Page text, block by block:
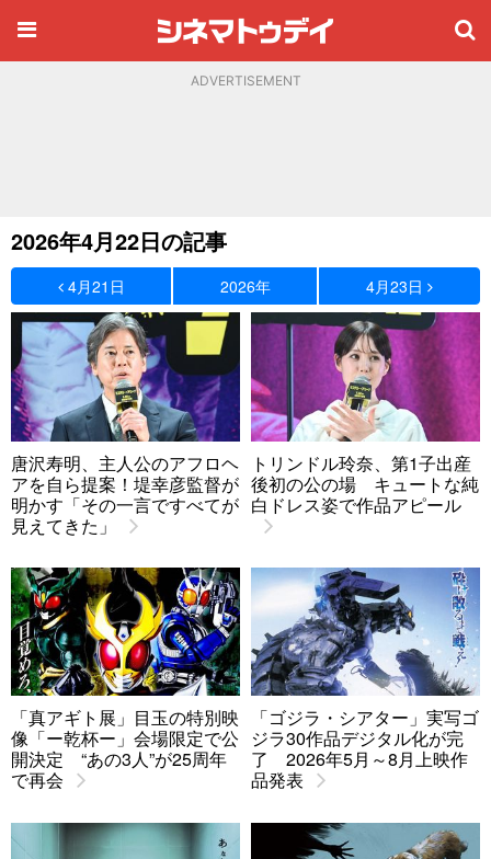
ADVERTISEMENT
2026年4月22日の記事
4月21日 2026年 4月23日
唐沢寿明、主人公のアフロヘ
アを自ら提案！堤幸彦監督が
明かす「その一言ですべてが
見えてきた」
トリンドル玲奈、第1子出産
後初の公の場 キュートな純
白ドレス姿で作品アピール
「真アギト展」目玉の特別映
像「ー乾杯ー」会場限定で公
開決定 “あの3人”が25周年
で再会
「ゴジラ・シアター」実写ゴ
ジラ30作品デジタル化が完
了 2026年5月～8月上映作
品発表